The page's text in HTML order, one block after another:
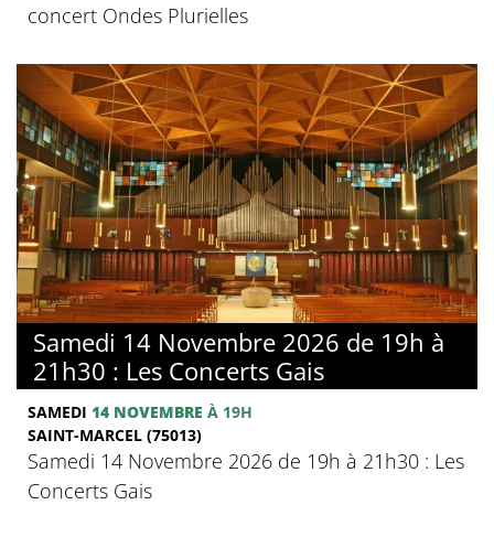
concert Ondes Plurielles
Samedi 14 Novembre 2026 de 19h à
21h30 : Les Concerts Gais
SAMEDI 14 NOVEMBRE À 19H
SAINT-MARCEL (75013)
Samedi 14 Novembre 2026 de 19h à 21h30 : Les
Concerts Gais